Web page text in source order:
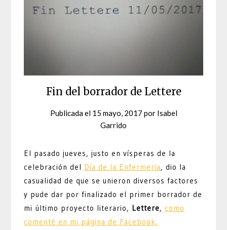
Fin del borrador de Lettere
Publicada el 15 mayo, 2017 por Isabel
Garrido
El pasado jueves, justo en vísperas de la
celebración del Día de la Enfermería, dio la
casualidad de que se unieron diversos factores
y pude dar por finalizado el primer borrador de
mi último proyecto literario, Lettere, como
comenté en mi página de Facebook.